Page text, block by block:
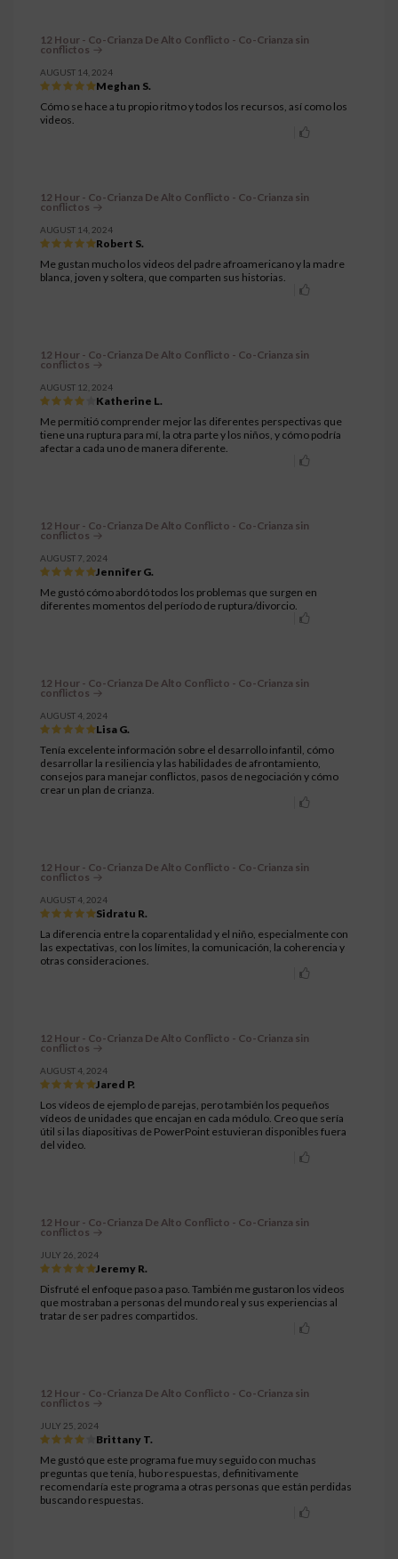
12 Hour - Co-Crianza De Alto Conflicto - Co-Crianza sin
conflictos
AUGUST 14, 2024
Meghan S.
Cómo se hace a tu propio ritmo y todos los recursos, así como los
videos.
12 Hour - Co-Crianza De Alto Conflicto - Co-Crianza sin
conflictos
AUGUST 14, 2024
Robert S.
Me gustan mucho los videos del padre afroamericano y la madre
blanca, joven y soltera, que comparten sus historias.
12 Hour - Co-Crianza De Alto Conflicto - Co-Crianza sin
conflictos
AUGUST 12, 2024
Katherine L.
Me permitió comprender mejor las diferentes perspectivas que
tiene una ruptura para mí, la otra parte y los niños, y cómo podría
afectar a cada uno de manera diferente.
12 Hour - Co-Crianza De Alto Conflicto - Co-Crianza sin
conflictos
AUGUST 7, 2024
Jennifer G.
Me gustó cómo abordó todos los problemas que surgen en
diferentes momentos del período de ruptura/divorcio.
12 Hour - Co-Crianza De Alto Conflicto - Co-Crianza sin
conflictos
AUGUST 4, 2024
Lisa G.
Tenía excelente información sobre el desarrollo infantil, cómo
desarrollar la resiliencia y las habilidades de afrontamiento,
consejos para manejar conflictos, pasos de negociación y cómo
crear un plan de crianza.
12 Hour - Co-Crianza De Alto Conflicto - Co-Crianza sin
conflictos
AUGUST 4, 2024
Sidratu R.
La diferencia entre la coparentalidad y el niño, especialmente con
las expectativas, con los límites, la comunicación, la coherencia y
otras consideraciones.
12 Hour - Co-Crianza De Alto Conflicto - Co-Crianza sin
conflictos
AUGUST 4, 2024
Jared P.
Los vídeos de ejemplo de parejas, pero también los pequeños
vídeos de unidades que encajan en cada módulo. Creo que sería
útil si las diapositivas de PowerPoint estuvieran disponibles fuera
del video.
12 Hour - Co-Crianza De Alto Conflicto - Co-Crianza sin
conflictos
JULY 26, 2024
Jeremy R.
Disfruté el enfoque paso a paso. También me gustaron los videos
que mostraban a personas del mundo real y sus experiencias al
tratar de ser padres compartidos.
12 Hour - Co-Crianza De Alto Conflicto - Co-Crianza sin
conflictos
JULY 25, 2024
Brittany T.
Me gustó que este programa fue muy seguido con muchas
preguntas que tenía, hubo respuestas, definitivamente
recomendaría este programa a otras personas que están perdidas
buscando respuestas.